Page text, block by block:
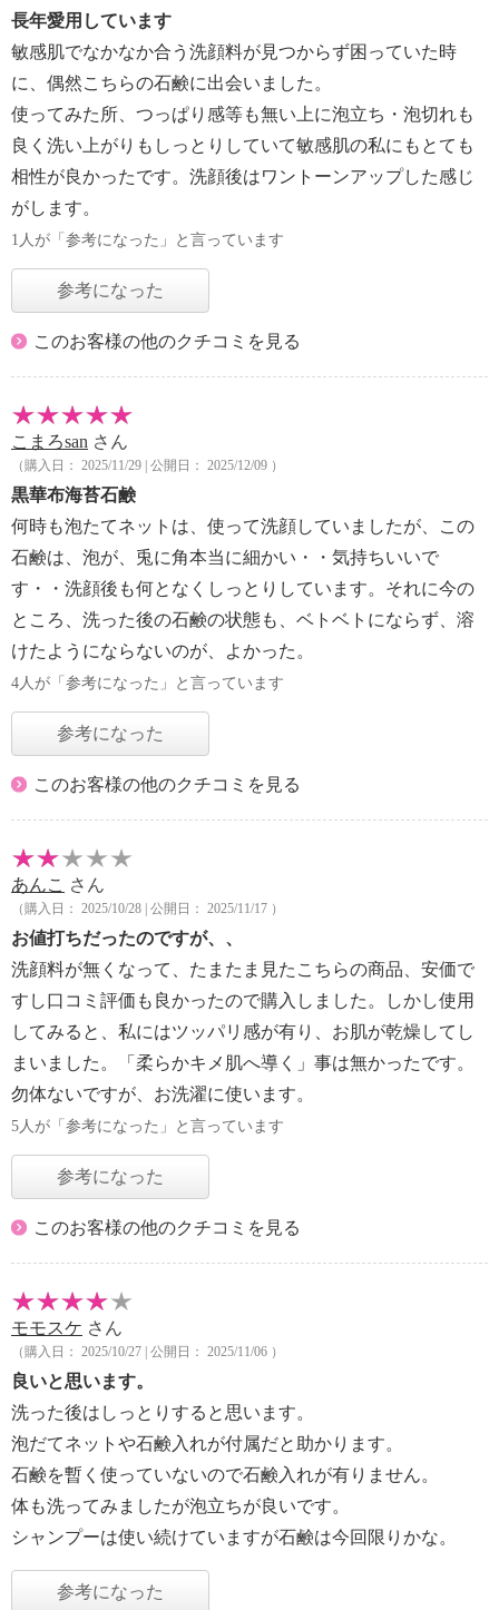
長年愛用しています
敏感肌でなかなか合う洗顔料が見つからず困っていた時
に、偶然こちらの石鹸に出会いました。
使ってみた所、つっぱり感等も無い上に泡立ち・泡切れも
良く洗い上がりもしっとりしていて敏感肌の私にもとても
相性が良かったです。洗顔後はワントーンアップした感じ
がします。
1人が「参考になった」と言っています
参考になった
このお客様の他のクチコミを見る
こまろsan さん
（購入日： 2025/11/29 | 公開日： 2025/12/09 ）
黒華布海苔石鹸
何時も泡たてネットは、使って洗顔していましたが、この
石鹸は、泡が、兎に角本当に細かい・・気持ちいいで
す・・洗顔後も何となくしっとりしています。それに今の
ところ、洗った後の石鹸の状態も、ベトベトにならず、溶
けたようにならないのが、よかった。
4人が「参考になった」と言っています
参考になった
このお客様の他のクチコミを見る
あんこ さん
（購入日： 2025/10/28 | 公開日： 2025/11/17 ）
お値打ちだったのですが、、
洗顔料が無くなって、たまたま見たこちらの商品、安価で
すし口コミ評価も良かったので購入しました。しかし使用
してみると、私にはツッパリ感が有り、お肌が乾燥してし
まいました。「柔らかキメ肌へ導く」事は無かったです。
勿体ないですが、お洗濯に使います。
5人が「参考になった」と言っています
参考になった
このお客様の他のクチコミを見る
モモスケ さん
（購入日： 2025/10/27 | 公開日： 2025/11/06 ）
良いと思います。
洗った後はしっとりすると思います。
泡だてネットや石鹸入れが付属だと助かります。
石鹸を暫く使っていないので石鹸入れが有りません。
体も洗ってみましたが泡立ちが良いです。
シャンプーは使い続けていますが石鹸は今回限りかな。
参考になった